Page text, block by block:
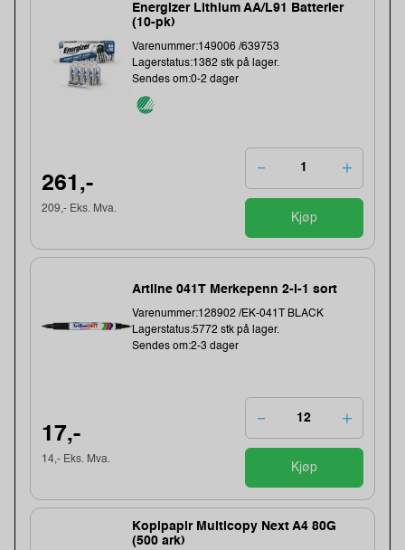
Energizer Lithium AA/L91 Batterier
(10-pk)
Varenummer:149006 /639753
Lagerstatus:1382 stk på lager.
Sendes om:0-2 dager
261,-
209,- Eks. Mva.
Kjøp
Artline 041T Merkepenn 2-i-1 sort
Varenummer:128902 /EK-041T BLACK
Lagerstatus:5772 stk på lager.
Sendes om:2-3 dager
17,-
14,- Eks. Mva.
Kjøp
Kopipapir Multicopy Next A4 80G
(500 ark)